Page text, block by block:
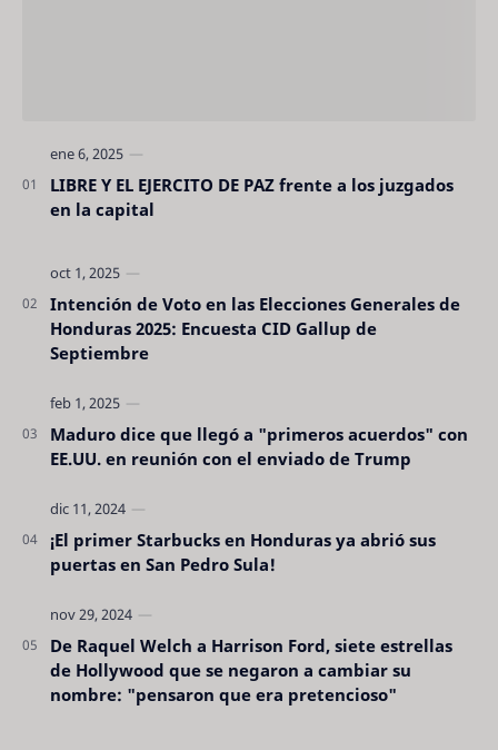
LIBRE Y EL EJERCITO DE PAZ frente a los juzgados
en la capital
Intención de Voto en las Elecciones Generales de
Honduras 2025: Encuesta CID Gallup de
Septiembre
Maduro dice que llegó a "primeros acuerdos" con
EE.UU. en reunión con el enviado de Trump
¡El primer Starbucks en Honduras ya abrió sus
puertas en San Pedro Sula!
De Raquel Welch a Harrison Ford, siete estrellas
de Hollywood que se negaron a cambiar su
nombre: "pensaron que era pretencioso"